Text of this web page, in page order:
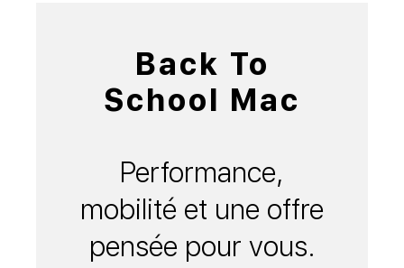
Back To
School Mac
Performance,
mobilité et une offre
pensée pour vous.